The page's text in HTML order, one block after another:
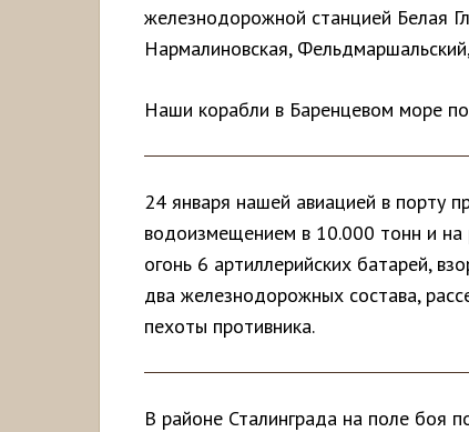
железнодорожной станцией Белая
Нармалиновская,
Наши корабли в Баренцевом море
24 января нашей авиацией в порту
водоизмещением в 10.000 тонн и на
огонь 6 артиллерийских батарей,
два железнодорожных состава,
пехоты противника.
В районе Сталинграда на поле боя